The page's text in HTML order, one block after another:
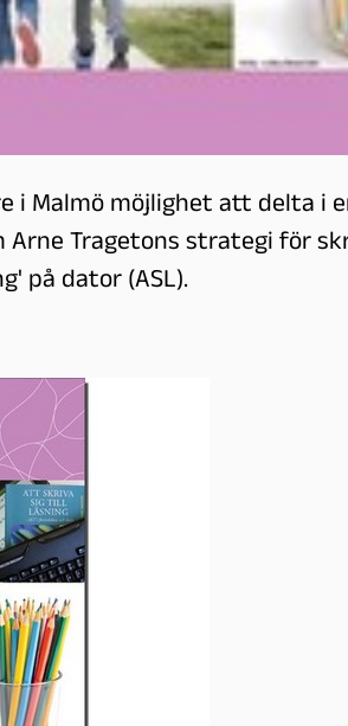
i Malmö möjlighet att delta i
Tragetons strategi för
på dator (ASL).